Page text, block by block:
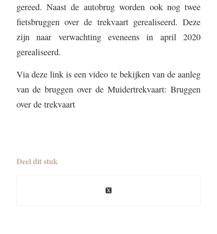
gereed. Naast de autobrug worden ook nog twee
fietsbruggen over de trekvaart gerealiseerd. Deze
zijn naar verwachting eveneens in april 2020
gerealiseerd.
Via deze link is een video te bekijken van de aanleg
van de bruggen over de Muidertrekvaart:Bruggen
over de trekvaart
Deel dit stuk